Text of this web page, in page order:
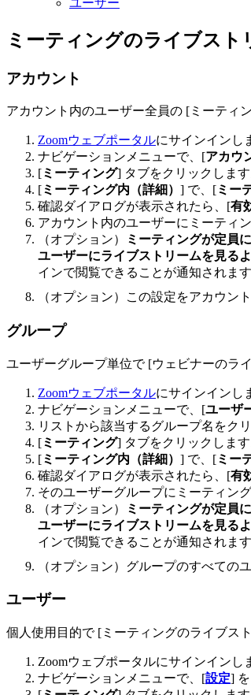
ミーティングのライブスト
アカウント
アカウント内のユーザー全員の [ミーティ
Zoomウェブポータルにサインインし
ナビゲーションメニューで、[アカウ
[ミーティング] タブをクリックします
[ミーティング内（詳細） ] で、[ミー
確認ダイアログが表示されたら、[有
アカウント内のユーザーにミーティ
（オプション）
ミーティングが定員
ユーザーにライブストリームを見る
インで閲覧できることが通知されま
（オプション）この設定をアカウン
グループ
ユーザーグループ単位で [ウェビナーのラ
Zoomウェブポータルにサインインし
ナビゲーションメニューで、[ユーザ
リストから該当するグループ名をク
[ミーティング] タブをクリックします
[ミーティング内（詳細） ] で、[ミー
確認ダイアログが表示されたら、[有
そのユーザーグループにミーティン
（オプション）
ミーティングが定員
ユーザーにライブストリームを見る
インで閲覧できることが通知されま
（オプション）グループのすべての
ユーザー
個人使用目的で [ミーティングのライブス
Zoomウェブポータルにサインインし
ナビゲーションメニューで、[設定]